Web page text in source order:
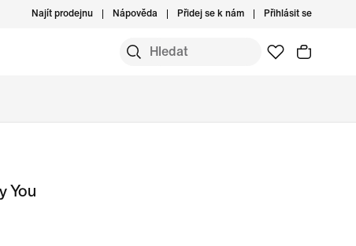
Najít prodejnu Nápověda Přidej se k nám Přihlásit se
You